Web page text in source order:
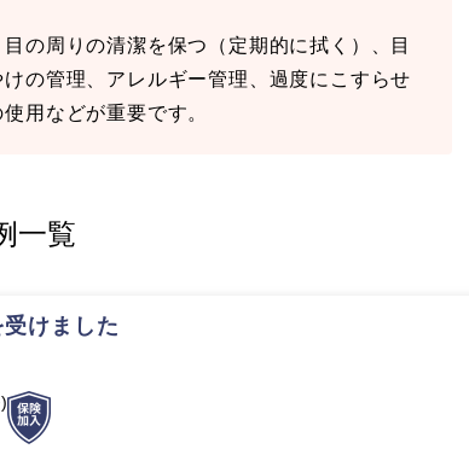
の周りの清潔を保つ（定期的に拭く）、目
の管理、アレルギー管理、過度にこすらせ
用などが重要です。
一覧
けました